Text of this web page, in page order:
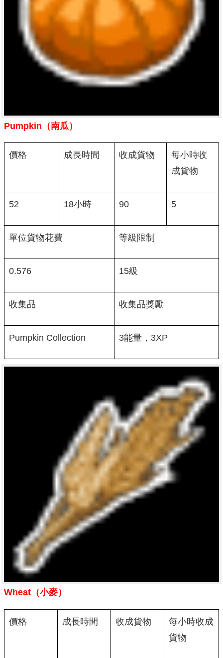
Pumpkin（南瓜）
價格 成長時間 收成貨物
每小時收
成貨物
52 18小時 90 5
單位貨物花費 等級限制
0.576 15級
收集品 收集品獎勵
Pumpkin Collection 3能量，3XP
Wheat（小麥）
價格 成長時間 收成貨物
每小時收成
貨物